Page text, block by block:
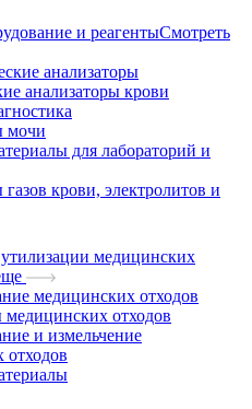
и реагентыСмотреть
анализаторы
анализаторы крови
мочи
для лабораторий и
крови, электролитов и
медицинских
медицинских отходов
медицинских отходов
и измельчение
отходов